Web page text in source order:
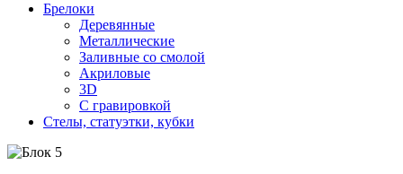
Брелоки
Деревянные
Металлические
Заливные со смолой
Акриловые
3D
C гравировкой
Стелы, статуэтки, кубки